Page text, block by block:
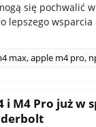
się pochwalić
lepszego
max,apple m4 pro,
M4 Pro już w